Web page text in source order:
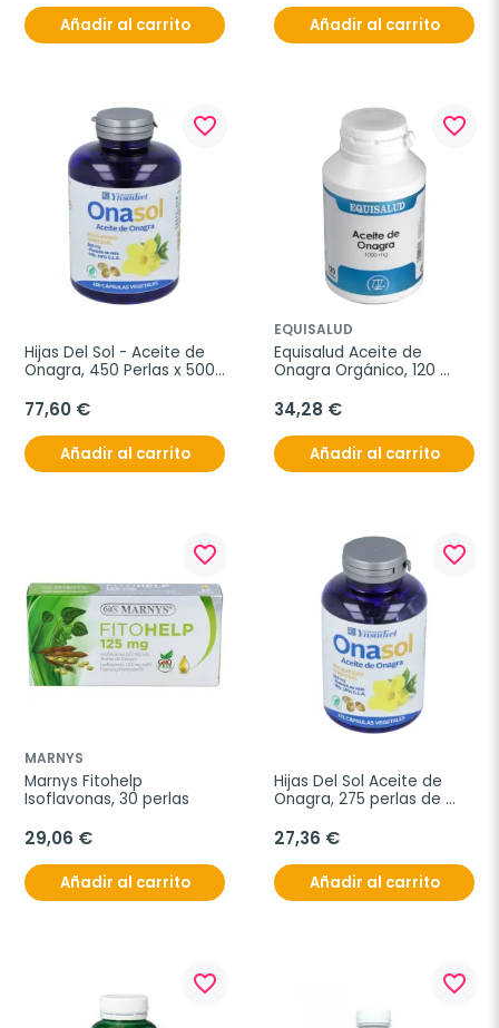
Añadir al carrito Añadir al carrito
favorite_border
Hijas Del Sol - Aceite de
Onagra, 450 Perlas x 500
77,60 €
Añadir al carrito
favorite_border
EQUISALUD
Equisalud Aceite de
Onagra Orgánico, 120
34,28 €
Añadir al carrito
favorite_border
MARNYS
Marnys Fitohelp
Isoflavonas, 30 perlas
29,06 €
Añadir al carrito
favorite_border
Hijas Del Sol Aceite de
Onagra, 275 perlas de
27,36 €
Añadir al carrito
favorite_border favorite_border